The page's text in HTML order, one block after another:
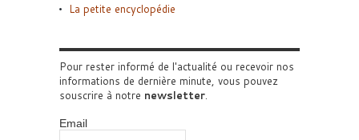
La petite encyclopédie
Pour rester informé de l'actualité ou recevoir nos
informations de dernière minute, vous pouvez
souscrire à notre newsletter.
Email